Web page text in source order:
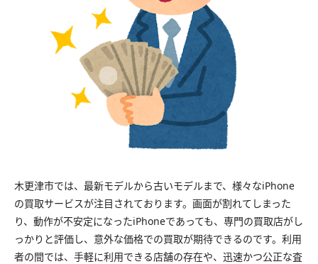
木更津市では、最新モデルから古いモデルまで、様々なiPhone
の買取サービスが注目されております。画面が割れてしまった
り、動作が不安定になったiPhoneであっても、専門の買取店がし
っかりと評価し、意外な価格での買取が期待できるのです。利用
者の間では、手軽に利用できる店舗の存在や、迅速かつ公正な査